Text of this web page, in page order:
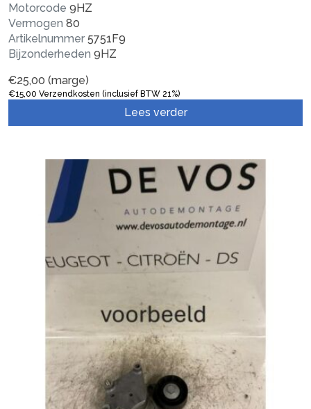
Motorcode 9HZ
Vermogen 80
Artikelnummer 5751F9
Bijzonderheden 9HZ
€25,00 (marge)
€15,00 Verzendkosten (inclusief BTW 21%)
Lees verder